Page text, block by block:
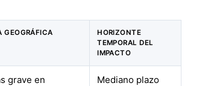
GEOGRÁFICA
HORIZONTE
TEMPORAL DEL
IMPACTO
grave en
Mediano plazo